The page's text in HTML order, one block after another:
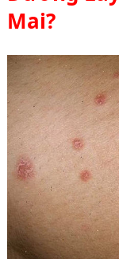
Mai?